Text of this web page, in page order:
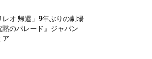
レオ 帰還」9年ぶりの劇場
黙のパレード』ジャパン
ア